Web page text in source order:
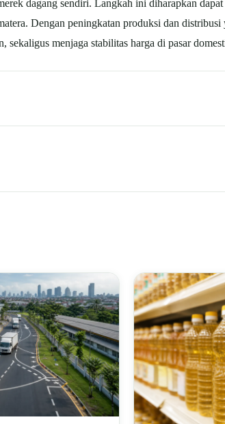
dagang sendiri. Langkah ini diharapkan
Dengan peningkatan produksi dan distribusi
menjaga stabilitas harga di pasar